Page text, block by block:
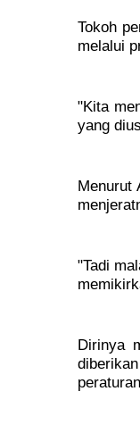
Tokoh
melalui
"Kita
yang
Menurut
"Tadi
Dirinya